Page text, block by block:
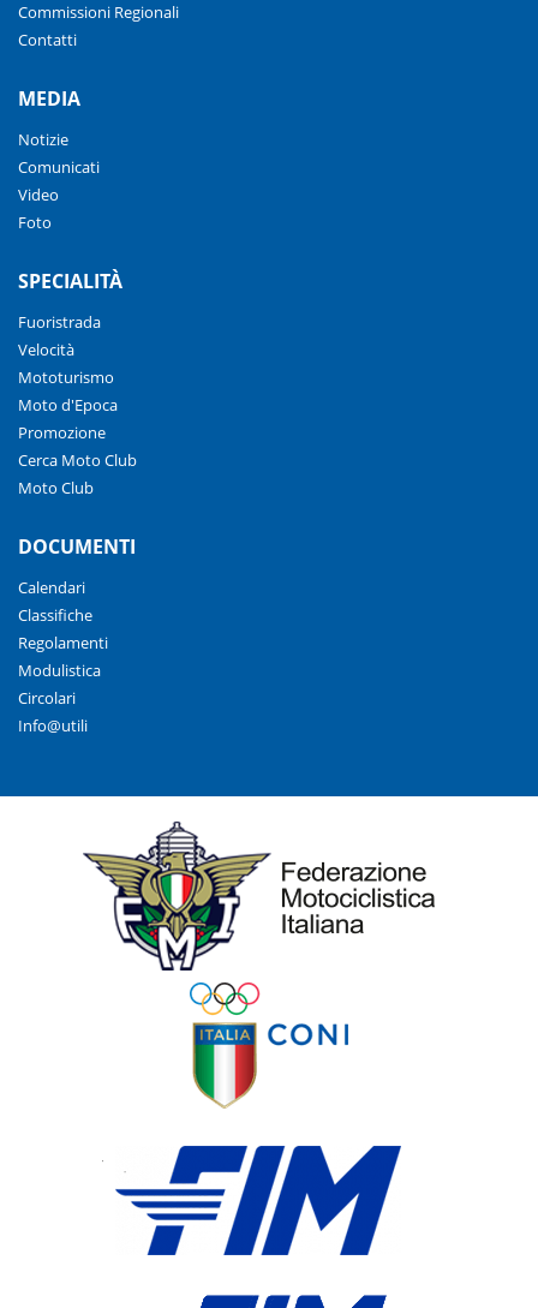
Commissioni Regionali
Contatti
MEDIA
Notizie
Comunicati
Video
Foto
SPECIALITÀ
Fuoristrada
Velocità
Mototurismo
Moto d'Epoca
Promozione
Cerca Moto Club
Moto Club
DOCUMENTI
Calendari
Classifiche
Regolamenti
Modulistica
Circolari
Info@utili